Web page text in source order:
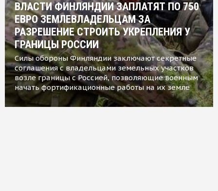
ВЛАСТИ ФИНЛЯНДИИ ЗАПЛАТЯТ ПО 750
ЕВРО ЗЕМЛЕВЛАДЕЛЬЦАМ ЗА
РАЗРЕШЕНИЕ СТРОИТЬ УКРЕПЛЕНИЯ У
ГРАНИЦЫ РОССИИ
Силы обороны Финляндии заключают секретные
соглашения с владельцами земельных участков
возле границы с Россией, позволяющие военным
начать фортификационные работы на их земле